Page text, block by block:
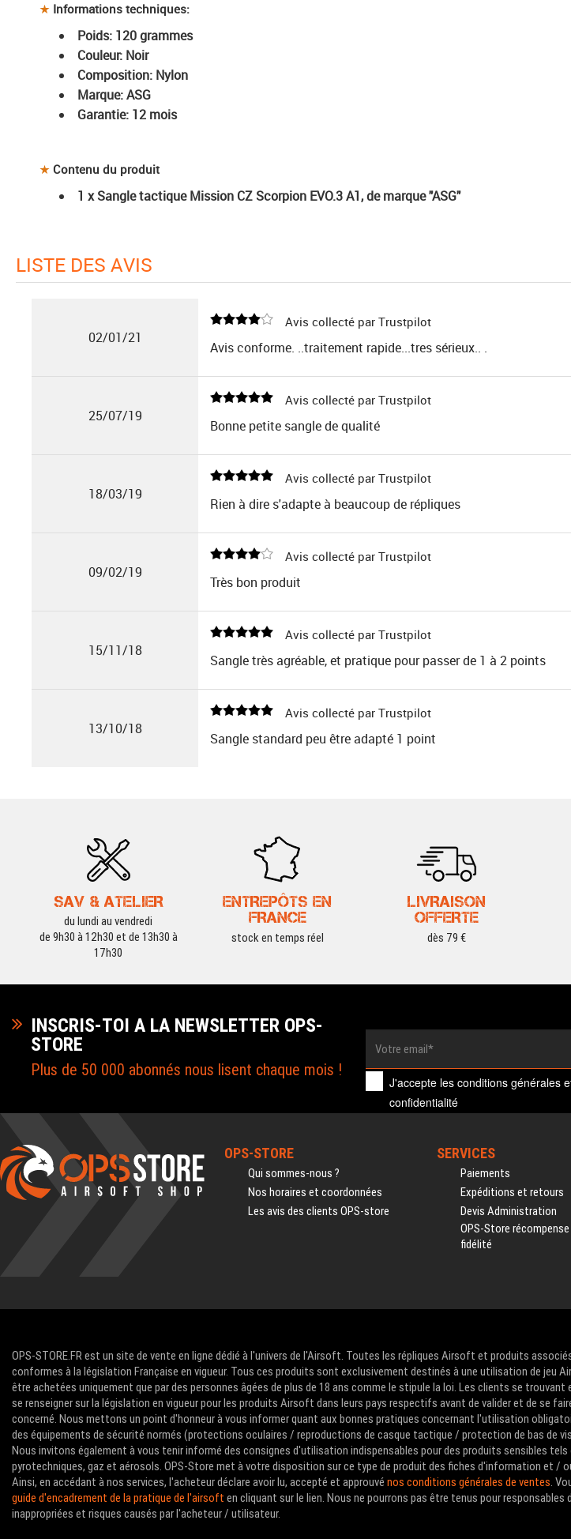
Informations techniques:
Poids: 120 grammes
Couleur: Noir
Composition: Nylon
Marque: ASG
Garantie: 12 mois
Contenu du produit
1 x Sangle tactique Mission CZ Scorpion EVO.3 A1, de marque "ASG"
LISTE DES AVIS
02/01/21
Avis collecté par Trustpilot
Avis conforme. ..traitement rapide...tres sérieux.. .
25/07/19
Avis collecté par Trustpilot
Bonne petite sangle de qualité
18/03/19
Avis collecté par Trustpilot
Rien à dire s'adapte à beaucoup de répliques
09/02/19
Avis collecté par Trustpilot
Très bon produit
15/11/18
Avis collecté par Trustpilot
Sangle très agréable, et pratique pour passer de 1 à 2 points
13/10/18
Avis collecté par Trustpilot
Sangle standard peu être adapté 1 point
SAV & ATELIER
du lundi au vendredi
de 9h30 à 12h30 et de 13h30 à
17h30
ENTREPÔTS EN
FRANCE
stock en temps réel
LIVRAISON
OFFERTE
dès 79 €
INSCRIS-TOI A LA NEWSLETTER OPS-
STORE
Plus de 50 000 abonnés nous lisent chaque mois !
J'accepte lesconditions générales
confidentialité
OPS-STORE
Qui sommes-nous ?
Nos horaires et coordonnées
Les avis des clients OPS-store
SERVICES
Paiements
Expéditions et retours
Devis Administration
OPS-Store
fidélité
OPS-STORE.FR est un site de vente en ligne dédié à l'univers de l'Airsoft. Toutes les répliques Airsoft et produits
conformes à la législation Française en vigueur. Tous ces produits sont exclusivement destinés à une utilisation de jeu
être achetées uniquement que par des personnes âgées de plus de 18 ans comme le stipule la loi. Les clients se
se renseigner sur la législation en vigueur pour les produits Airsoft dans leurs pays respectifs avant de valider et de se
concerné. Nous mettons un point d'honneur à vous informer quant aux bonnes pratiques concernant l'utilisation
des équipements de sécurité normés (protections oculaires / reproductions de casque tactique / protection de bas de
Nous invitons également à vous tenir informé des consignes d'utilisation indispensables pour des produits sensibles
pyrotechniques, gaz et aérosols. OPS-Store met à votre disposition sur ce type de produit des fiches d'information et /
Ainsi, en accédant à nos services, l'acheteur déclare avoir lu, accepté et approuvé nos conditions générales de ventes .
guide d'encadrement de la pratique de l'airsoft en cliquant sur le lien. Nous ne pourrons pas être tenus pour
inappropriées et risques causés par l'acheteur / utilisateur.